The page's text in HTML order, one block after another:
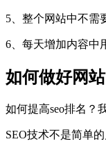
5、整个网站中不需
6、每天增加内容中
如何做好网
如何提高seo排名？
SEO技术不是简单